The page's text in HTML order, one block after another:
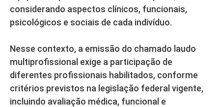
considerando aspectos clínicos, funcionais,
psicológicos e sociais de cada indivíduo.
Nesse contexto, a emissão do chamado laudo
multiprofissional exige a participação de
diferentes profissionais habilitados, conforme
critérios previstos na legislação federal vigente,
incluindo avaliação médica, funcional e